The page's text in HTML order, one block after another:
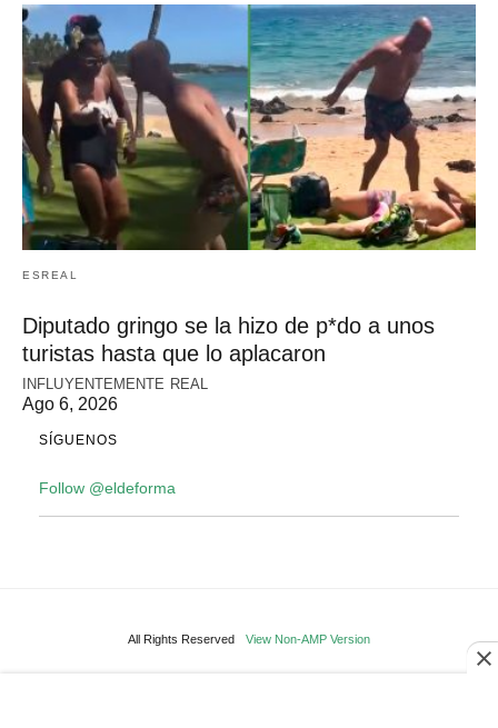
ESREAL
Diputado gringo se la hizo de p*do a unos
turistas hasta que lo aplacaron
INFLUYENTEMENTE REAL
Ago 6, 2026
SÍGUENOS
Follow @eldeforma
All Rights Reserved View Non-AMP Version